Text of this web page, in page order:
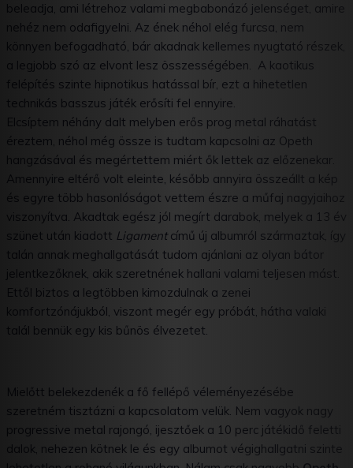
beleadja, ami létrehoz valami megbabonázó jelenséget, amire
nehéz nem odafigyelni. Az ének néhol elég furcsa, nem
könnyen befogadható, bár akadnak kellemes nyugtató részek,
a legjobb szó az elvont lesz összességében. A kaotikus
felépítés szinte hipnotikus hatással bír, ezt a hihetetlen
technikás basszus játék erősíti fel ennyire.
Elcsíptem néhány dalt melyben erős prog metal ráhatást
éreztem, néhol még össze is tudtam kapcsolni az Opeth
hangzásával és megértettem miért ők lettek az előzenekar.
Amennyire eltérő volt eleinte, később annyira összeállt a kép
és egyre több hasonlóságot vettem észre a műfaj nagyjaihoz
viszonyítva. Akadtak egész jól megírt darabok, melyek a 13 év
szünet után kiadott Ligamentcímű új albumról származtak, így
talán annak meghallgatását tudom ajánlani az olyan bátor
jelentkezőknek, akik szeretnének hallani valami teljesen mást.
Ettől biztos a legtöbben kimozdulnak a zenei
komfortzónájukból, viszont megér egy próbát, hátha valaki
talál bennük egy kis bűnös élvezetet.
Mielőtt belekezdenék a fő fellépő véleményezésébe
szeretném tisztázni a kapcsolatom velük. Nem vagyok nagy
progressive metal rajongó, ijesztőek a 10 perc játékidő feletti
dalok, nehezen kötnek le és egy albumot végighallgatni szinte